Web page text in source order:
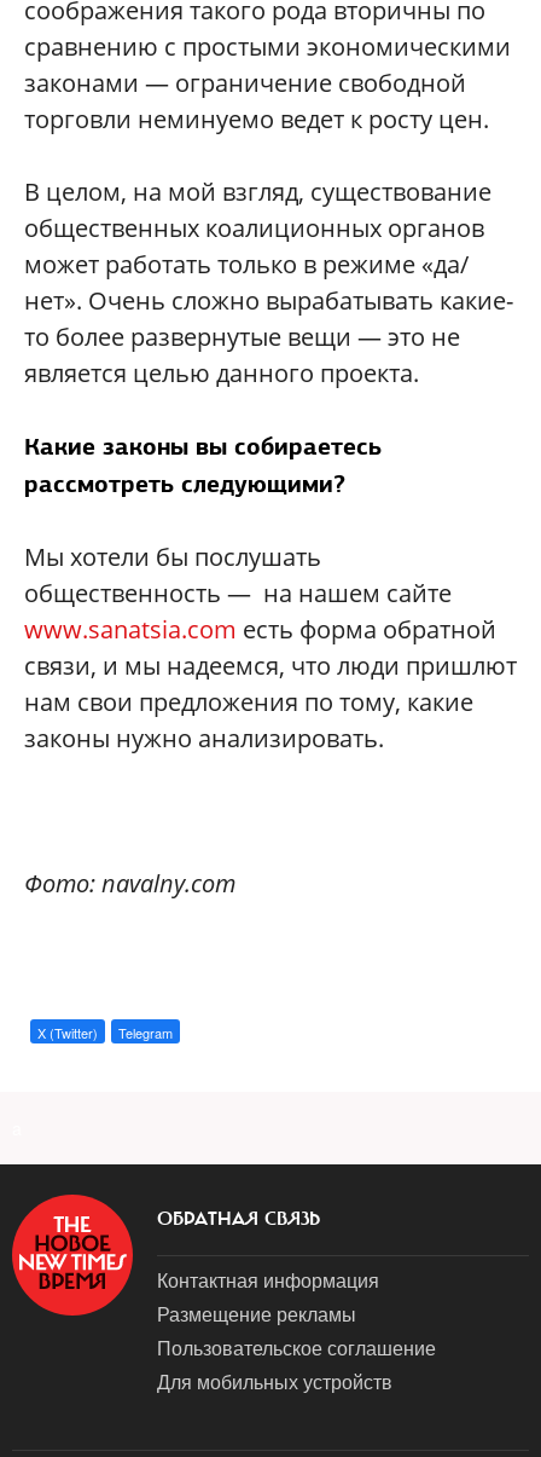
соображения такого рода вторичны по
сравнению с простыми экономическими
законами — ограничение свободной
торговли неминуемо ведет к росту цен.
В целом, на мой взгляд, существование
общественных коалиционных органов
может работать только в режиме «да/
нет». Очень сложно вырабатывать какие-
то более развернутые вещи — это не
является целью данного проекта.
Какие законы вы собираетесь
рассмотреть следующими?
Мы хотели бы послушать
общественность — на нашем сайте
www.sanatsia.com есть форма обратной
связи, и мы надеемся, что люди пришлют
нам свои предложения по тому, какие
законы нужно анализировать.
Фото: navalny.com
X (Twitter) Telegram
ОБРАТНАЯ СВЯЗЬ
Контактная информация
Размещение рекламы
Пользовательское соглашение
Для мобильных устройств